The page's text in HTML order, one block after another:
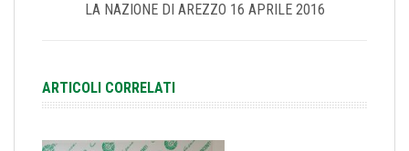
LA NAZIONE DI AREZZO 16 APRILE 2016
ARTICOLI CORRELATI